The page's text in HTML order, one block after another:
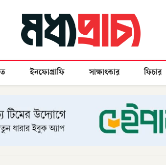
ইনফোগ্রাফি সাক্ষাৎকার ফিচার